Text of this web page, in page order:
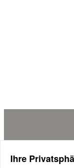
Im Rahmen des
Ihre